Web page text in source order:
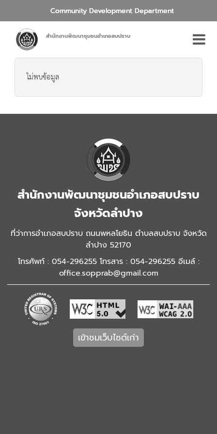
Community Development Department
สำนักงานพัฒนาชุมชนอำเภอสบปราบ
ไม่พบข้อมูล
สำนักงานพัฒนาชุมชนอำเภอสบปราบ
จังหวัดลำปาง
ที่ว่าการอำเภอสบปราบ ถนนพหลโยธิน ตำบลสบปราบ จังหวัด
ลำปาง 52170
โทรศัพท์ : 054-296255 โทรสาร : 054-296255 อีเมล์ :
office.sopprab@gmail.com
เข้าชมเว็บไซต์เก่า